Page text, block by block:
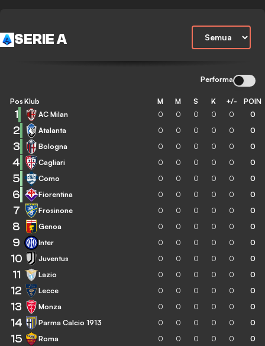
SERIE A
Performa
Pos Klub M M S K +/- POIN
1 AC Milan 0 0 0 0 0 0
2 Atalanta 0 0 0 0 0 0
3 Bologna 0 0 0 0 0 0
4 Cagliari 0 0 0 0 0 0
5 Como 0 0 0 0 0 0
6 Fiorentina 0 0 0 0 0 0
7 Frosinone 0 0 0 0 0 0
8 Genoa 0 0 0 0 0 0
9 Inter 0 0 0 0 0 0
10 Juventus 0 0 0 0 0 0
11 Lazio 0 0 0 0 0 0
12 Lecce 0 0 0 0 0 0
13 Monza 0 0 0 0 0 0
14 Parma Calcio 1913 0 0 0 0 0 0
15 Roma 0 0 0 0 0 0